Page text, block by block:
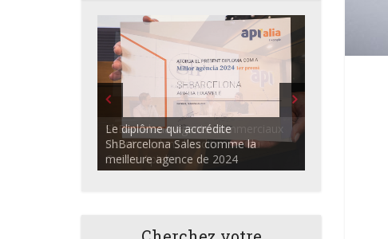
ShBarcelona Agents commerciaux
discutant dans l'auditorium du
Centre Apialia